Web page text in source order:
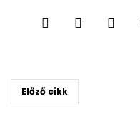
Előző cikk